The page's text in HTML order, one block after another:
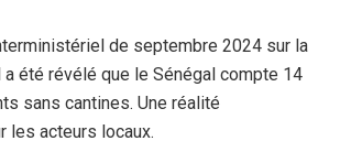
de septembre 2024 sur la
été révélé que le Sénégal compte 14
sans cantines. Une réalité
les acteurs locaux.